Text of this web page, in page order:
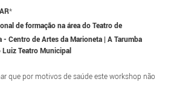
*
de formação na área do Teatro de
- Centro de Artes da Marioneta | A Tarumba
Teatro Municipal
que por motivos de saúde este workshop não